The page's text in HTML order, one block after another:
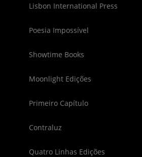
Lisbon International Press
Poesia Impossível
Showtime Books
Moonlight Edições
Primeiro Capítulo
Contraluz
Quatro Linhas Edições